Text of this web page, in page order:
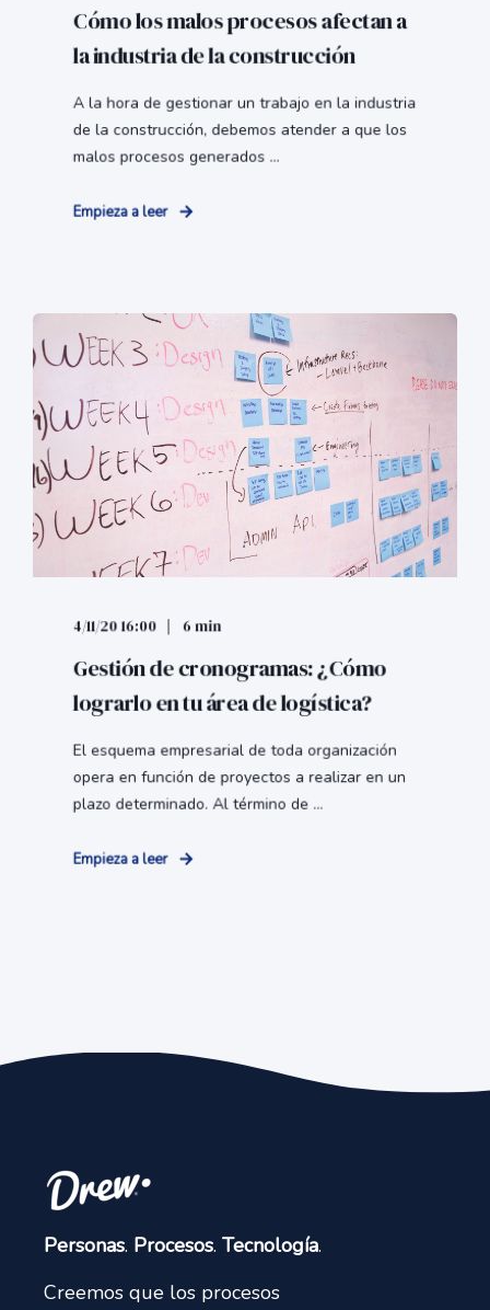
Cómo los malos procesos afectan a
la industria de la construcción
A la hora de gestionar un trabajo en la industria
de la construcción, debemos atender a que los
malos procesos generados ...
Empieza a leer
4/11/20 16:00 6 min
Gestión de cronogramas: ¿Cómo
lograrlo en tu área de logística?
El esquema empresarial de toda organización
opera en función de proyectos a realizar en un
plazo determinado. Al término de ...
Empieza a leer
Personas. Procesos. Tecnología.
Creemos que los procesos